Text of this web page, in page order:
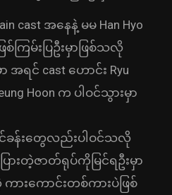
cast အနေနဲ့ မမ Han Hyo
စ်ကြမ်းပြဦးမှာဖြစ်သလို
ာ အရင် cast ဟောင်း Ryu
Hoon က ပါဝင်သွားမှာ
န်းတွေလည်းပါဝင်သလို
ြားတဲ့ဇာတ်ရုပ်ကိုမြင်ရဦးမှာ
းကောင်းတစ်ကားပဲဖြစ်